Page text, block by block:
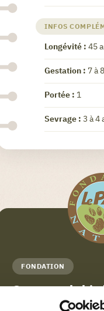
INFOS
Longévité : 45
Gestation : 7 à
Portée : 1
Sevrage : 3 à 4
FONDATION
Conserver la